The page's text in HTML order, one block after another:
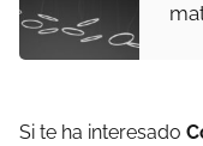
Si te ha interesado